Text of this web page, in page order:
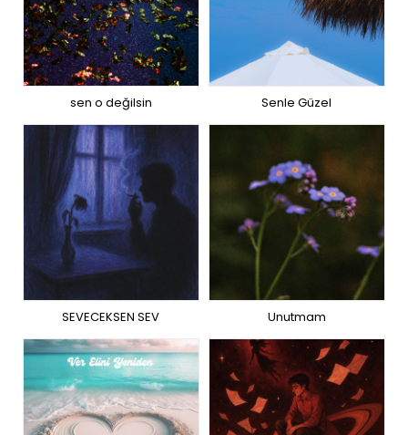
sen o değilsin Senle Güzel
SEVECEKSEN SEV Unutmam